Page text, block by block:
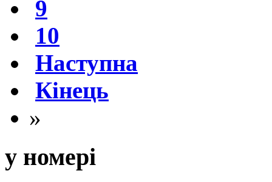
9
10
Наступна
Кінець
»
у номері